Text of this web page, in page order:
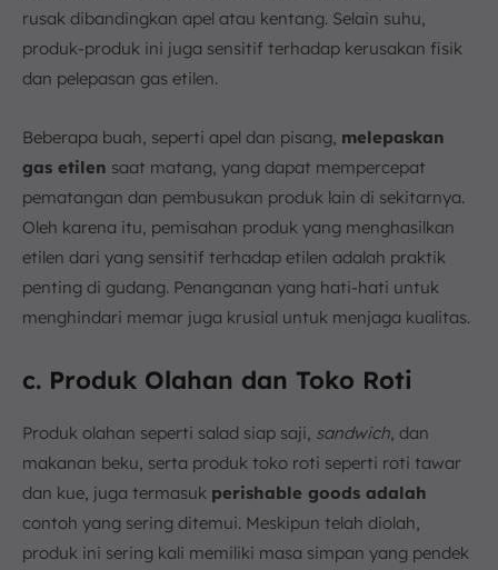
rusak dibandingkan apel atau kentang. Selain suhu,
produk-produk ini juga sensitif terhadap kerusakan fisik
dan pelepasan gas etilen.
Beberapa buah, seperti apel dan pisang, melepaskan
gas etilen saat matang, yang dapat mempercepat
pematangan dan pembusukan produk lain di sekitarnya.
Oleh karena itu, pemisahan produk yang menghasilkan
etilen dari yang sensitif terhadap etilen adalah praktik
penting di gudang. Penanganan yang hati-hati untuk
menghindari memar juga krusial untuk menjaga kualitas.
c. Produk Olahan dan Toko Roti
Produk olahan seperti salad siap saji, sandwich , dan
makanan beku, serta produk toko roti seperti roti tawar
dan kue, juga termasuk perishable goods adalah
contoh yang sering ditemui. Meskipun telah diolah,
produk ini sering kali memiliki masa simpan yang pendek